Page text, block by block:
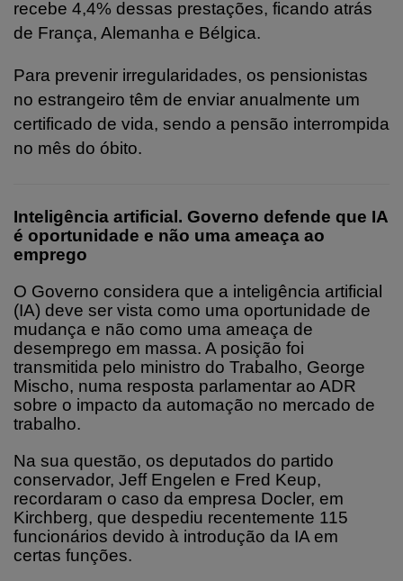
recebe 4,4% dessas prestações, ficando atrás
de França, Alemanha e Bélgica.
Para prevenir irregularidades, os pensionistas
no estrangeiro têm de enviar anualmente um
certificado de vida, sendo a pensão interrompida
no mês do óbito.
Inteligência artificial. Governo defende que IA
é oportunidade e não uma ameaça ao
emprego
O Governo considera que a inteligência artificial
(IA) deve ser vista como uma oportunidade de
mudança e não como uma ameaça de
desemprego em massa. A posição foi
transmitida pelo ministro do Trabalho, George
Mischo, numa resposta parlamentar ao ADR
sobre o impacto da automação no mercado de
trabalho.
Na sua questão, os deputados do partido
conservador, Jeff Engelen e Fred Keup,
recordaram o caso da empresa Docler, em
Kirchberg, que despediu recentemente 115
funcionários devido à introdução da IA em
certas funções.